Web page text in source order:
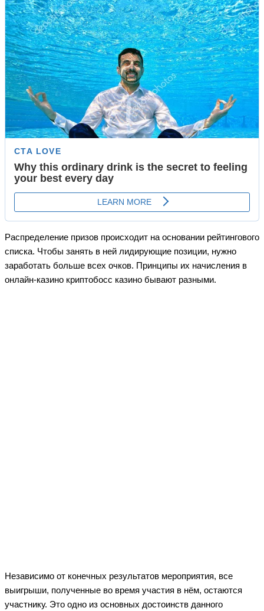
Распределение призов происходит на основании рейтингового
списка. Чтобы занять в ней лидирующие позиции, нужно
заработать больше всех очков. Принципы их начисления в
онлайн-казино криптобосс казино бывают разными.
Независимо от конечных результатов мероприятия, все
выигрыши, полученные во время участия в нём, остаются
участнику. Это одно из основных достоинств данного